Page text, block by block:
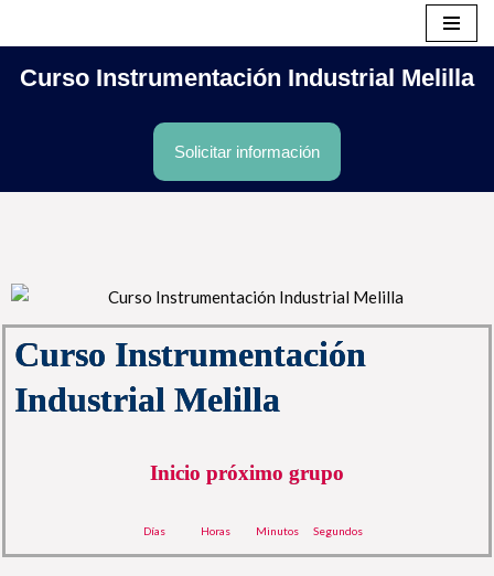
al
Curso Instrumentación Industrial Melilla
Solicitar información
Curso Instrumentación
Industrial Melilla
Inicio próximo grupo
Días Horas Minutos Segundos